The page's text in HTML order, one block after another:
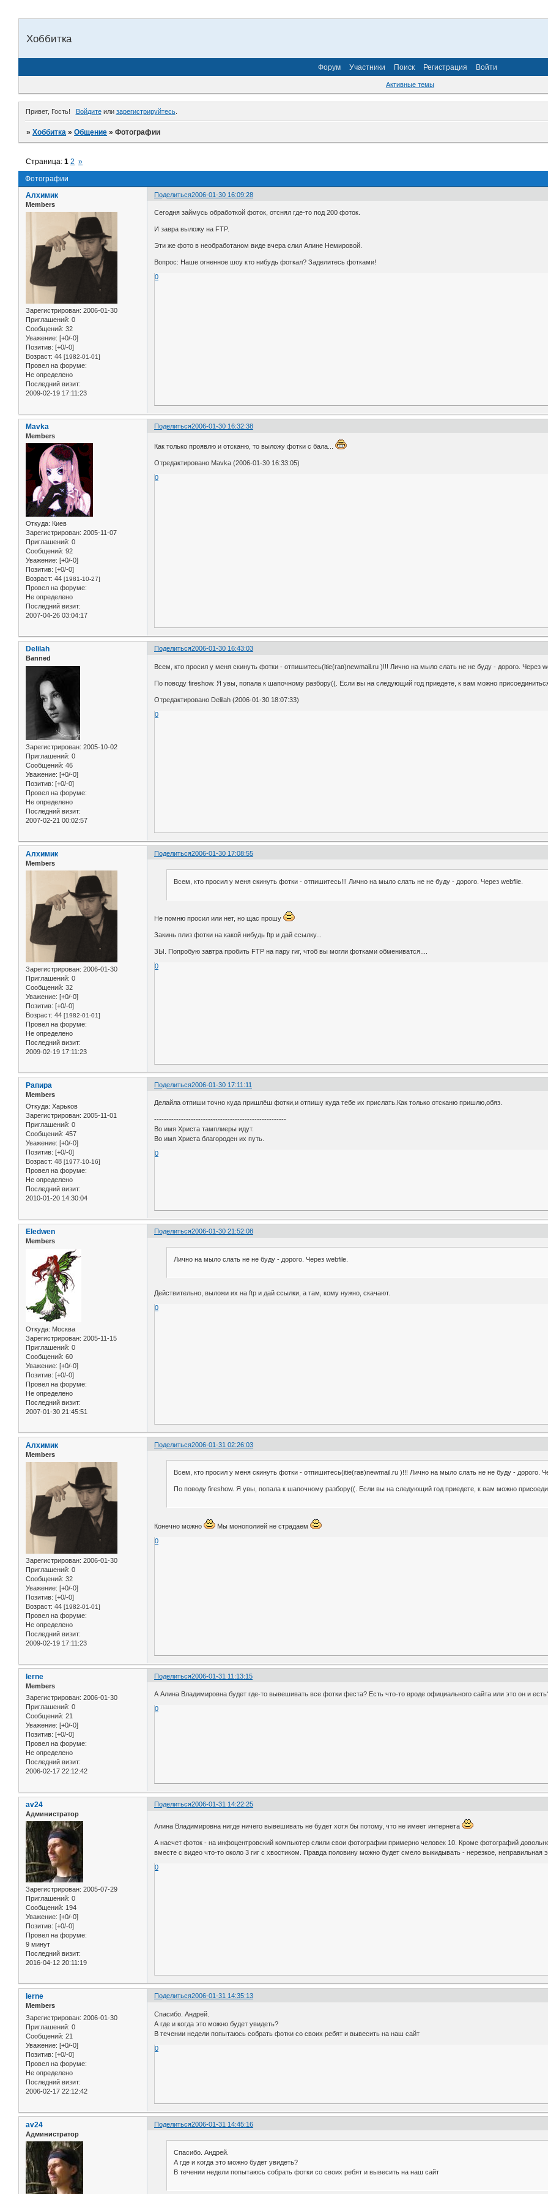
Хоббитка
Форум Участники Поиск Регистрация Войти
Активные темы
Привет, Гость! Войдитеили зарегистрируйтесь.
»Хоббитка »Общение »Фотографии
Фотографии
Страница:1 2 »
Поделиться2006-01-30 16:09:28
Алхимик
Members
Зарегистрирован: 2006-01-30
Приглашений: 0
Сообщений: 32
Уважение: [+0/-0]
Позитив: [+0/-0]
Возраст: 44 [1982-01-01]
Провел на форуме:
Не определено
Последний визит:
2009-02-19 17:11:23
Сегодня займусь обработкой фоток, отснял где-то под 200 фоток.
И завра выложу на FTP.
Эти же фото в необработаном виде вчера слил Алине Немировой.
Вопрос: Наше огненное шоу кто нибудь фоткал? Заделитесь фотками!
0
Поделиться2006-01-30 16:32:38
Mavka
Members
Откуда: Киев
Зарегистрирован: 2005-11-07
Приглашений: 0
Сообщений: 92
Уважение: [+0/-0]
Позитив: [+0/-0]
Возраст: 44 [1981-10-27]
Провел на форуме:
Не определено
Последний визит:
2007-04-26 03:04:17
Как только проявлю и отсканю, то выложу фотки с бала...
Отредактировано Mavka (2006-01-30 16:33:05)
0
Поделиться2006-01-30 16:43:03
Delilah
Banned
Зарегистрирован: 2005-10-02
Приглашений: 0
Сообщений: 46
Уважение: [+0/-0]
Позитив: [+0/-0]
Провел на форуме:
Не определено
Последний визит:
2007-02-21 00:02:57
Всем, кто просил у меня скинуть фотки - отпишитесь(itie(гав)newmail.ru )!!! Лично на мыло слать не не буду - дорого. Через
По поводу fireshow. Я увы, попала к шапочному разбору((. Если вы на следующий год приедете, к вам можно
Отредактировано Delilah (2006-01-30 18:07:33)
0
Поделиться2006-01-30 17:08:55
Алхимик
Members
Зарегистрирован: 2006-01-30
Приглашений: 0
Сообщений: 32
Уважение: [+0/-0]
Позитив: [+0/-0]
Возраст: 44 [1982-01-01]
Провел на форуме:
Не определено
Последний визит:
2009-02-19 17:11:23
Всем, кто просил у меня скинуть фотки - отпишитесь!!! Лично на мыло слать не не буду - дорого. Через webfile.
Не помню просил или нет, но щас прошу
Закинь плиз фотки на какой нибудь ftp и дай ссылку...
ЗЫ. Попробую завтра пробить FTP на пару гиг, чтоб вы могли фотками обмениватся....
0
Поделиться2006-01-30 17:11:11
Рапира
Members
Откуда: Харьков
Зарегистрирован: 2005-11-01
Приглашений: 0
Сообщений: 457
Уважение: [+0/-0]
Позитив: [+0/-0]
Возраст: 48 [1977-10-16]
Провел на форуме:
Не определено
Последний визит:
2010-01-20 14:30:04
Делайла отпиши точно куда пришлёш фотки,и отпишу куда тебе их прислать.Как только отсканю пришлю,обяз.
------------------------------------------------------
Во имя Христа тамплиеры идут.
Во имя Христа благороден их путь.
0
Поделиться2006-01-30 21:52:08
Eledwen
Members
Откуда: Москва
Зарегистрирован: 2005-11-15
Приглашений: 0
Сообщений: 60
Уважение: [+0/-0]
Позитив: [+0/-0]
Провел на форуме:
Не определено
Последний визит:
2007-01-30 21:45:51
Лично на мыло слать не не буду - дорого. Через webfile.
Действительно, выложи их на ftp и дай ссылки, а там, кому нужно, скачают.
0
Поделиться2006-01-31 02:26:03
Алхимик
Members
Зарегистрирован: 2006-01-30
Приглашений: 0
Сообщений: 32
Уважение: [+0/-0]
Позитив: [+0/-0]
Возраст: 44 [1982-01-01]
Провел на форуме:
Не определено
Последний визит:
2009-02-19 17:11:23
Всем, кто просил у меня скинуть фотки - отпишитесь(itie(гав)newmail.ru )!!! Лично на мыло слать не не буду - дорого.
По поводу fireshow. Я увы, попала к шапочному разбору((. Если вы на следующий год приедете, к вам можно
Конечно можно
Мы монополией не страдаем
0
Поделиться2006-01-31 11:13:15
Ierne
Members
Зарегистрирован: 2006-01-30
Приглашений: 0
Сообщений: 21
Уважение: [+0/-0]
Позитив: [+0/-0]
Провел на форуме:
Не определено
Последний визит:
2006-02-17 22:12:42
А Алина Владимировна будет где-то вывешивать все фотки феста? Есть что-то вроде официального сайта или это он и
0
Поделиться2006-01-31 14:22:25
av24
Администратор
Зарегистрирован: 2005-07-29
Приглашений: 0
Сообщений: 194
Уважение: [+0/-0]
Позитив: [+0/-0]
Провел на форуме:
9 минут
Последний визит:
2016-04-12 20:11:19
Алина Владимировна нигде ничего вывешивать не будет хотя бы потому, что не имеет интернета
А насчет фоток - на инфоцентровский компьютер слили свои фотографии примерно человек 10. Кроме фотографий
вместе с видео что-то около 3 гиг с хвостиком. Правда половину можно будет смело выкидывать - нерезкое, неправильная
0
Поделиться2006-01-31 14:35:13
Ierne
Members
Зарегистрирован: 2006-01-30
Приглашений: 0
Сообщений: 21
Уважение: [+0/-0]
Позитив: [+0/-0]
Провел на форуме:
Не определено
Последний визит:
2006-02-17 22:12:42
Спасибо. Андрей.
А где и когда это можно будет увидеть?
В течении недели попытаюсь собрать фотки со своих ребят и вывесить на наш сайт
0
Поделиться2006-01-31 14:45:16
av24
Администратор
Спасибо. Андрей.
А где и когда это можно будет увидеть?
В течении недели попытаюсь собрать фотки со своих ребят и вывесить на наш сайт